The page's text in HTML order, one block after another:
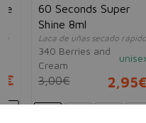
60 Seconds Super
Shine 8ml
Laca de uñas secado rápido
340 Berries and
Cream
unisex
3,00€ 2,95€